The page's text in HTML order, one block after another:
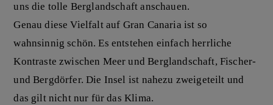
uns die tolle Berglandschaft anschauen.
Genau diese Vielfalt auf Gran Canaria ist so
wahnsinnig schön. Es entstehen einfach herrliche
Kontraste zwischen Meer und Berglandschaft, Fischer-
und Bergdörfer. Die Insel ist nahezu zweigeteilt und
das gilt nicht nur für das Klima.